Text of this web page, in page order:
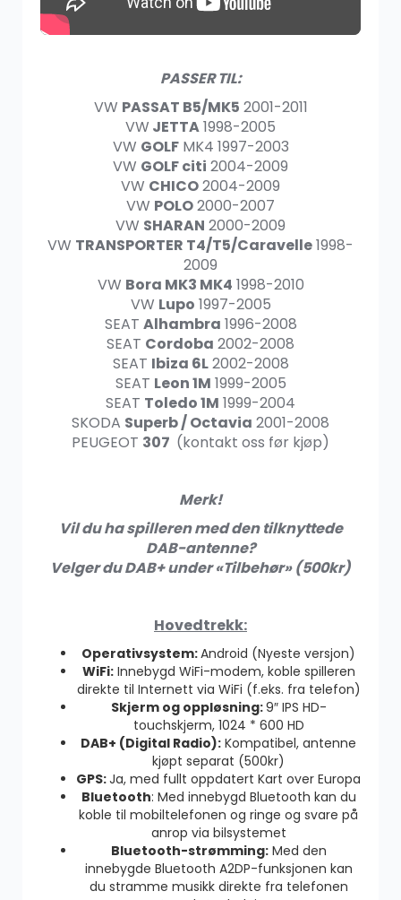
Headset Bluetooth MIC
Konverteringsadapter (Ryggekamera)
499.00kr
199.00kr
PASSER TIL:
VW PASSAT B5/MK5 2001-2011
VW JETTA1998-2005
VW GOLFMK4 1997-2003
VW GOLF citi 2004-2009
VW CHICO2004-2009
VW POLO2000-2007
VW SHARAN 2000-2009
VW TRANSPORTER T4/T5/Caravelle1998-
2009
VW Bora MK3 MK4 1998-2010
VW Lupo 1997-2005
SEAT Alhambra 1996-2008
SEAT Cordoba 2002-2008
SEAT Ibiza 6L2002-2008
SEAT Leon 1M 1999-2005
SEAT Toledo 1M 1999-2004
SKODA Superb / Octavia 2001-2008
PEUGEOT 307 (kontakt oss før kjøp)
Merk!
Vil du ha spilleren med den tilknyttede
DAB-antenne?
Velger du DAB+ under «Tilbehør» (500kr)
Hovedtrekk:
Operativsystem:Android (Nyeste versjon)
WiFi:Innebygd WiFi-modem, koble spilleren
direkte til Internett via WiFi (f.eks. fra telefon)
Skjerm og oppløsning:9″ IPS HD-
touchskjerm, 1024 * 600 HD
DAB+ (Digital Radio): Kompatibel, antenne
kjøpt separat (500kr)
GPS:Ja, med fullt oppdatert Kart over Europa
Bluetooth: Med innebygd Bluetooth kan du
koble til mobiltelefonen og ringe og svare på
anrop via bilsystemet
Bluetooth-strømming:Med den
innebygde Bluetooth A2DP-funksjonen kan
du stramme musikk direkte fra telefonen